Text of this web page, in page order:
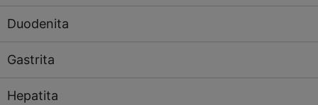
Duodenita
Gastrita
Hepatita